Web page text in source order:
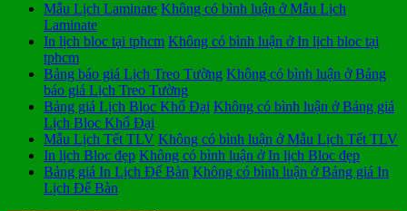
Mẫu Lịch Laminate Không có bình luận ở Mẫu Lịch
Laminate
In lịch bloc tại tphcm Không có bình luận ở In lịch bloc tại
tphcm
Bảng báo giá Lịch Treo Tường Không có bình luận ở Bảng
báo giá Lịch Treo Tường
Bảng giá Lịch Bloc Khổ Đại Không có bình luận ở Bảng giá
Lịch Bloc Khổ Đại
Mẫu Lịch Tết TLV Không có bình luận ở Mẫu Lịch Tết TLV
In lịch Bloc đẹp Không có bình luận ở In lịch Bloc đẹp
Bảng giá In Lịch Để Bàn Không có bình luận ở Bảng giá In
Lịch Để Bàn